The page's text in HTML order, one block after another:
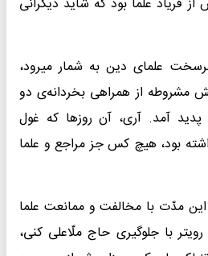
فریاد علما بود که شاید دیگرانی
علمای دین به شمار میرود،
مشروطه از همراهی بخردانه‌ی دو
پدید آمد. آری، آن روزها که غول
بود، هیچ کس جز مراجع و علما
این مدّت با مخالفت و ممانعت علما
با جلوگیری حاج ملّاعلی کنی،